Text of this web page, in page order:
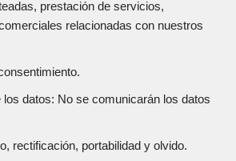
prestación de servicios,
relacionadas con nuestros
datos: No se comunicarán los datos
rectificación, portabilidad y olvido.